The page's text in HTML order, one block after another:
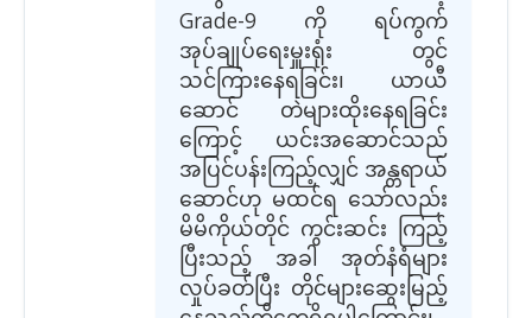
Grade-9 ကို ရပ်ကွက်
အုပ်ချုပ်‌ရေးမှူးရုံး တွင်
သင်ကြားနေရခြင်း၊ ယာယီ
ဆောင် တဲများထိုးနေရခြင်း
ကြောင့် ယင်းအဆောင်သည်
အပြင်ပန်းကြည့်လျှင် အန္တရာယ်
ဆောင်ဟု မထင်ရ သော်လည်း
မိမိကိုယ်တိုင် ကွင်းဆင်း ကြည့်
ပြီးသည့် အခါ အုတ်နံရံများ
လှုပ်ခတ်ပြီး တိုင်များဆွေးမြည့်